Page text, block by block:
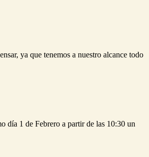
ya que tenemos a nuestro alcance todo
día 1 de Febrero a partir de las 10:30 un